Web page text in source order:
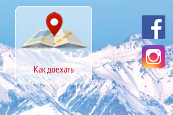
Как доехать